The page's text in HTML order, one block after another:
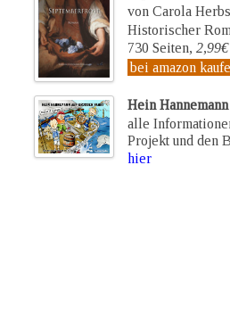
von Carola
Historischer
730 Seiten, 2,99€
bei amazon
Hein Hannemann
alle
Projekt und den
hier